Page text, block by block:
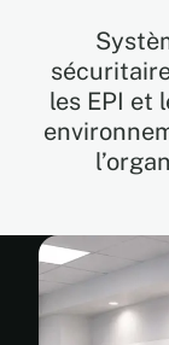
les EPI et